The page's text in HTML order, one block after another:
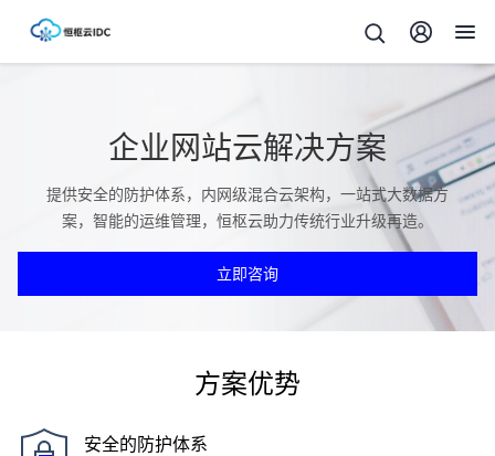
企业网站云解决方案
提供安全的防护体系，内网级混合云架构，一站式大数据方
案，智能的运维管理，恒枢云助力传统行业升级再造。
立即咨询
方案优势
安全的防护体系